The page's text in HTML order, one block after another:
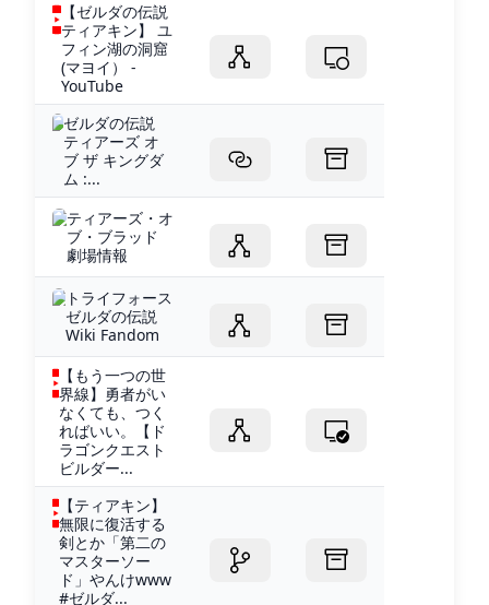
【ゼルダの伝説
ティアキン】 ユ
フィン湖の洞窟
(マヨイ） -
YouTube
ゼルダの伝説
ティアーズ オ
ブ ザ キングダ
ム :...
ティアーズ・オ
ブ・ブラッド
劇場情報
トライフォース
ゼルダの伝説
Wiki Fandom
【もう一つの世
界線】勇者がい
なくても、つく
ればいい。【ド
ラゴンクエスト
ビルダー...
【ティアキン】
無限に復活する
剣とか「第二の
マスターソー
ド」やんけwww
#ゼルダ...